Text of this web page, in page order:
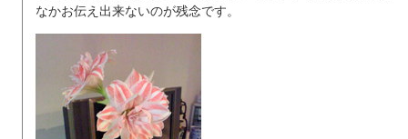
なかお伝え出来ないのが残念です。